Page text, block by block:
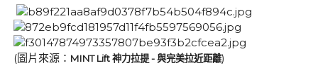
(圖片來源： MINT Lift 神力拉提 - 與完美拉近距離)